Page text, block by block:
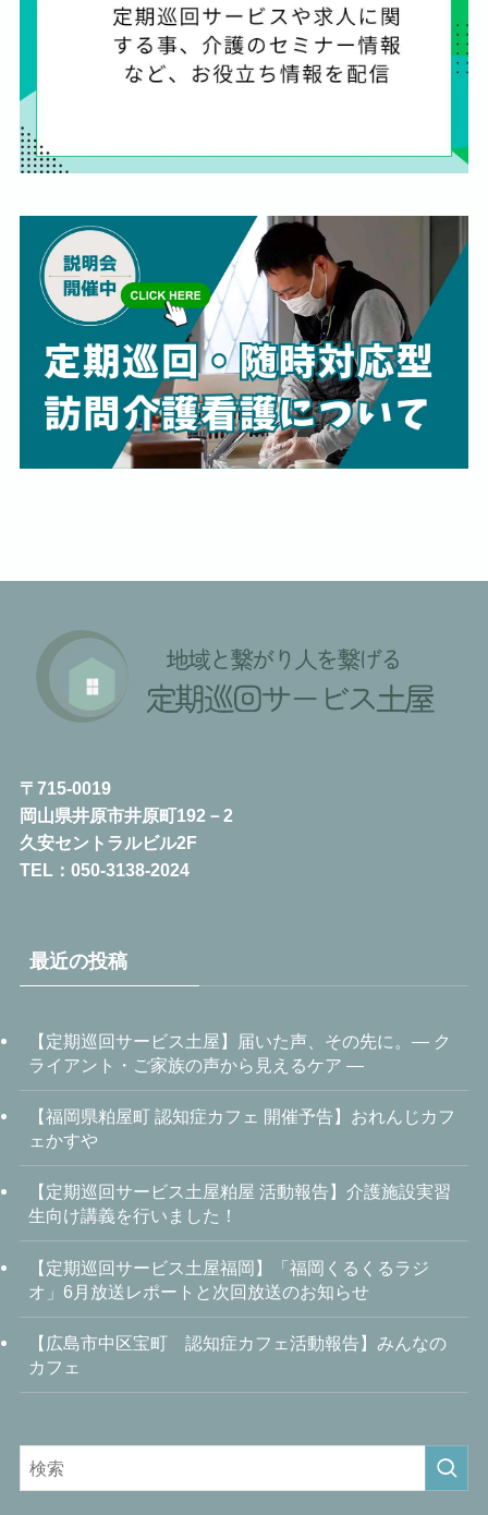
〒715-0019
岡山県井原市井原町192－2
久安セントラルビル2F
TEL：050-3138-2024
最近の投稿
【定期巡回サービス土屋】届いた声、その先に。― ク
ライアント・ご家族の声から見えるケア ―
【福岡県粕屋町 認知症カフェ 開催予告】おれんじカフ
ェかすや
【定期巡回サービス土屋粕屋 活動報告】介護施設実習
生向け講義を行いました！
【定期巡回サービス土屋福岡】「福岡くるくるラジ
オ」6月放送レポートと次回放送のお知らせ
【広島市中区宝町 認知症カフェ活動報告】みんなの
カフェ